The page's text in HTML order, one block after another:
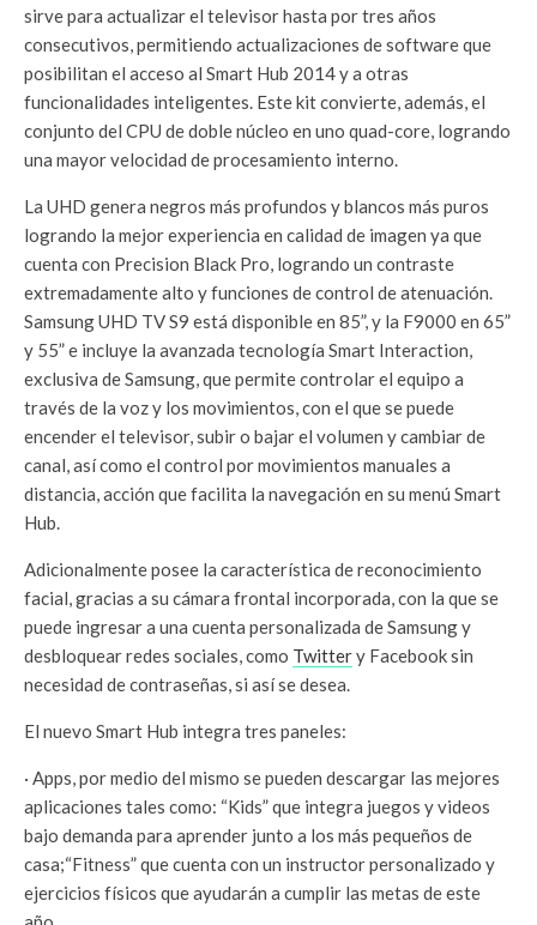
sirve para actualizar el televisor hasta por tres años
consecutivos, permitiendo actualizaciones de software que
posibilitan el acceso al Smart Hub 2014 y a otras
funcionalidades inteligentes. Este kit convierte, además, el
conjunto del CPU de doble núcleo en uno quad-core, logrando
una mayor velocidad de procesamiento interno.
La UHD genera negros más profundos y blancos más puros
logrando la mejor experiencia en calidad de imagen ya que
cuenta con Precision Black Pro, logrando un contraste
extremadamente alto y funciones de control de atenuación.
Samsung UHD TV S9 está disponible en 85”, y la F9000 en 65”
y 55” e incluye la avanzada tecnología Smart Interaction,
exclusiva de Samsung, que permite controlar el equipo a
través de la voz y los movimientos, con el que se puede
encender el televisor, subir o bajar el volumen y cambiar de
canal, así como el control por movimientos manuales a
distancia, acción que facilita la navegación en su menú Smart
Hub.
Adicionalmente posee la característica de reconocimiento
facial, gracias a su cámara frontal incorporada, con la que se
puede ingresar a una cuenta personalizada de Samsung y
desbloquear redes sociales, como Twittery Facebook sin
necesidad de contraseñas, si así se desea.
El nuevo Smart Hub integra tres paneles:
· Apps, por medio del mismo se pueden descargar las mejores
aplicaciones tales como: “Kids” que integra juegos y videos
bajo demanda para aprender junto a los más pequeños de
casa;“Fitness” que cuenta con un instructor personalizado y
ejercicios físicos que ayudarán a cumplir las metas de este